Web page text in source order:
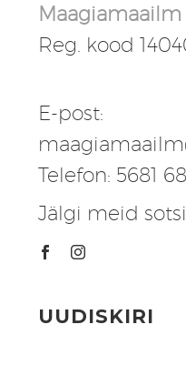
Maagiamaailm
Reg. kood
E-post:
Telefon: 5681
Jälgi meid
UUDISKIRI